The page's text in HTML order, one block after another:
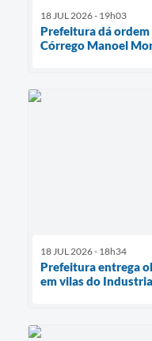
18 JUL 2026 - 19h03
Prefeitura dá
Córrego Manoel
18 JUL 2026 - 18h34
Prefeitura entrega
em vilas do